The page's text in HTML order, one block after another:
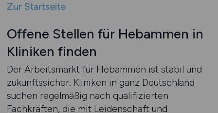
Zur Startseite
Offene Stellen für Hebammen in
Kliniken finden
Der Arbeitsmarkt für Hebammen ist stabil und
zukunftssicher. Kliniken in ganz Deutschland
suchen regelmäßig nach qualifizierten
Fachkräften, die mit Leidenschaft und